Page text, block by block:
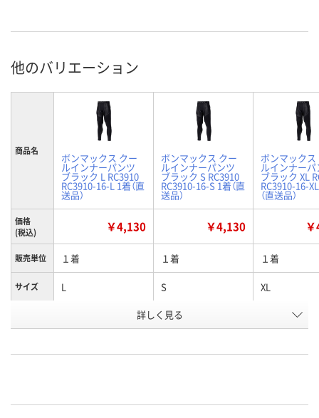
他のバリエーション
商品名
ボンマックス クー
ルインナーパンツ
ブラック L RC3910
RC3910-16-L 1着（直
送品）
ボンマックス クー
ルインナーパンツ
ブラック S RC3910
RC3910-16-S 1着（直
送品）
ボンマックス
ルインナーパ
ブラック XL
RC3910-16-
（直送品）
価格
(税込)
￥4,130 ￥4,130
販売単位 １着 １着 １着
サイズ L S XL
WEH6019 WEH6021
詳しく見る